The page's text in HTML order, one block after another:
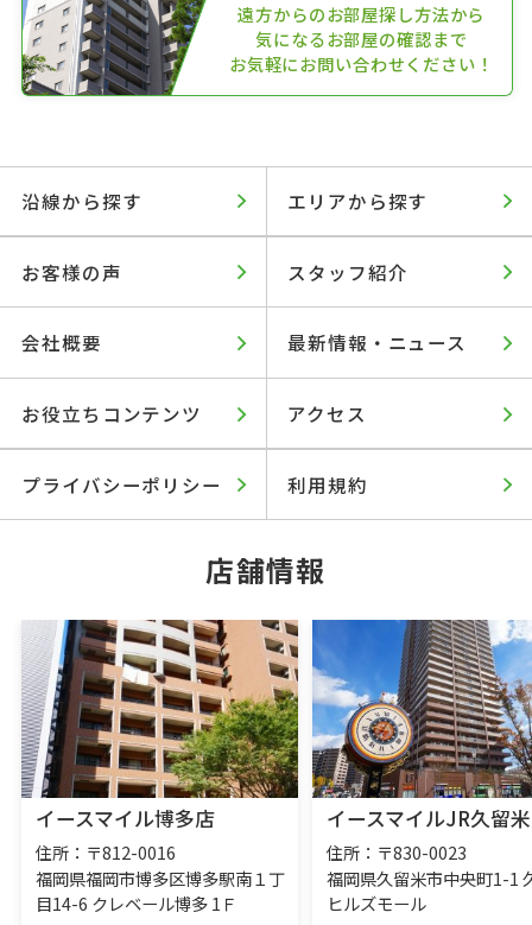
遠方からのお部屋探し方法から
気になるお部屋の確認まで
お気軽にお問い合わせください！
沿線から探す エリアから探す
お客様の声 スタッフ紹介
会社概要 最新情報・ニュース
お役立ちコンテンツ アクセス
プライバシーポリシー 利用規約
店舗情報
イースマイル博多店
住所：〒812-0016
福岡県福岡市博多区博多駅南１丁
目14-6 クレベール博多 1Ｆ
イースマイルJR久留
住所：〒830-0023
福岡県久留米市中央町1-1
ヒルズモール